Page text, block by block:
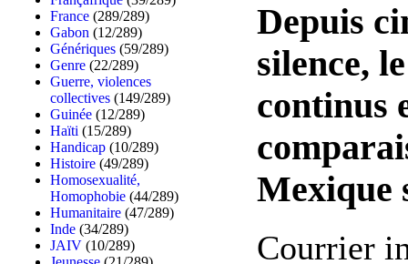
France (289/289)
Gabon (12/289)
Génériques (59/289)
Genre (22/289)
Guerre, violences
collectives (149/289)
Guinée (12/289)
Haïti (15/289)
Handicap (10/289)
Histoire (49/289)
Homosexualité,
Homophobie (44/289)
Humanitaire (47/289)
Inde (34/289)
JAIV (10/289)
Depuis
silence,
continus
Mexique
Courrier